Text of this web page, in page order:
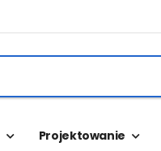
Projektowanie